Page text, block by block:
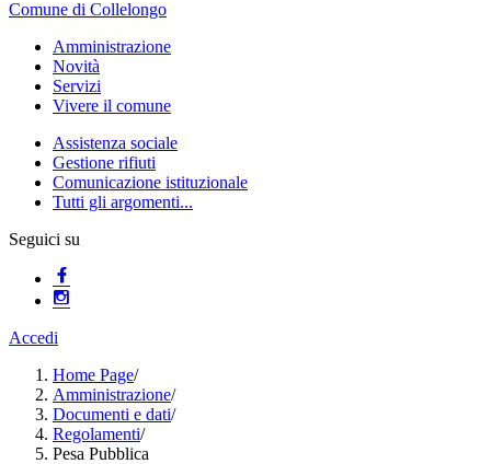
Comune di Collelongo
Amministrazione
Novità
Servizi
Vivere il comune
Assistenza sociale
Gestione rifiuti
Comunicazione istituzionale
Tutti gli argomenti...
Seguici su
Accedi
Home Page/
Amministrazione/
Documenti e dati/
Regolamenti/
Pesa Pubblica